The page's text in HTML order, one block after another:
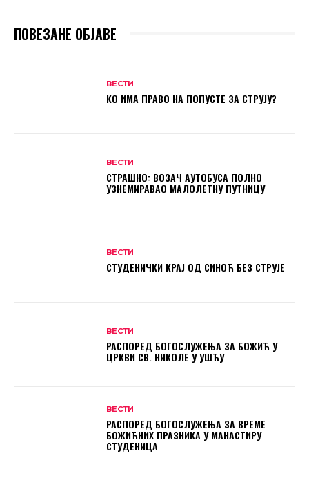
ПОВЕЗАНЕ ОБЈАВЕ
ВЕСТИ
КО ИМА ПРАВО НА ПОПУСТЕ ЗА СТРУЈУ?
ВЕСТИ
СТРАШНО: ВОЗАЧ АУТОБУСА ПОЛНО
УЗНЕМИРАВАО МАЛОЛЕТНУ ПУТНИЦУ
ВЕСТИ
СТУДЕНИЧКИ КРАЈ ОД СИНОЋ БЕЗ СТРУЈЕ
ВЕСТИ
РАСПОРЕД БОГОСЛУЖЕЊА ЗА БОЖИЋ У
ЦРКВИ СВ. НИКОЛЕ У УШЋУ
ВЕСТИ
РАСПОРЕД БОГОСЛУЖЕЊА ЗА ВРЕМЕ
БОЖИЋНИХ ПРАЗНИКА У МАНАСТИРУ
СТУДЕНИЦА